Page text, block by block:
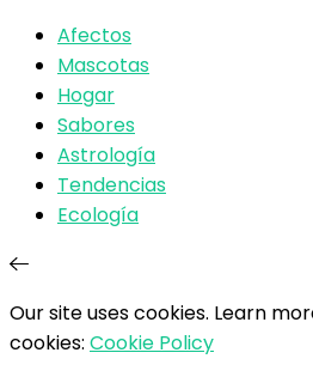
Afectos
Mascotas
Hogar
Sabores
Astrología
Tendencias
Ecología
Our site uses cookies. Learn
cookies: Cookie Policy